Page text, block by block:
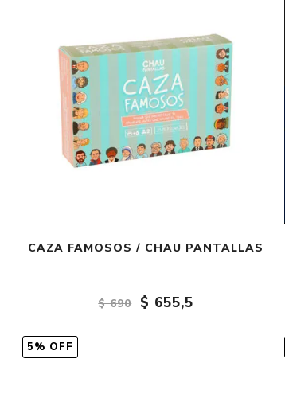
CAZA FAMOSOS / CHAU PANTALLAS
$ 690 $ 655,5
5% OFF